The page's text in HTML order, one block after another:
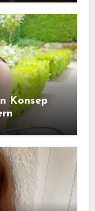
Konsep